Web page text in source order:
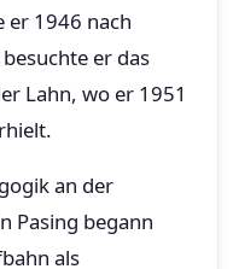
er 1946 nach
er das
Lahn, wo er 1951
an der
Pasing begann
als